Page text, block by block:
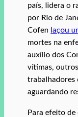
país, lidera o
por Rio de
Cofen laçou
mortes na
auxílio dos
vítimas,
trabalhadores
aguardando
Para efeito